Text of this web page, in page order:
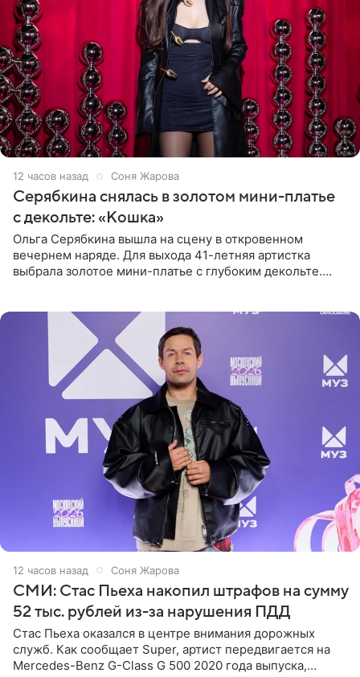
12 часов назад Соня Жарова
Серябкина снялась в золотом мини-платье
с декольте: «Кошка»
Ольга Серябкина вышла на сцену в откровенном
вечернем наряде. Для выхода 41-летняя артистка
выбрала золотое мини-платье с глубоким декольте.
12 часов назад Соня Жарова
СМИ: Стас Пьеха накопил штрафов на сумму
52 тыс. рублей из-за нарушения ПДД
Стас Пьеха оказался в центре внимания дорожных
служб. Как сообщает Super, артист передвигается на
Mercedes-Benz G-Class G 500 2020 года выпуска,